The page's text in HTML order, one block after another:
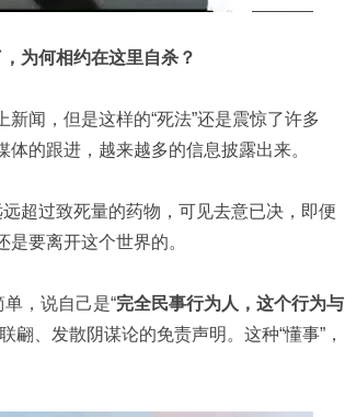
为何相约在这里自杀？
闻，但是这样的“死法”还是震惊了许多
的跟进，越来越多的信息披露出来。
超过致死量的药物，可见去意已决，即便
要离开这个世界的。
，说自己是“完全民事行为人，这个行为与
翩、发散阴谋论的免责声明。这种“懂事”，